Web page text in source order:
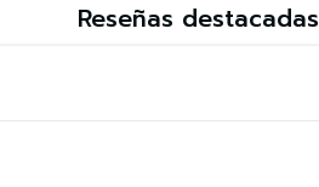
Reseñas destacadas